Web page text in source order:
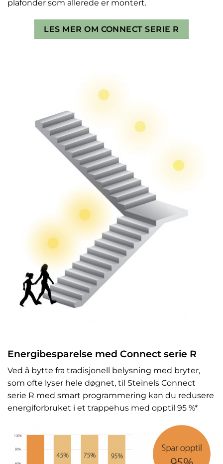
plafonder som allerede er montert.
LES MER OM CONNECT SERIE R
Energibesparelse med Connect serie R
Ved å bytte fra tradisjonell belysning med bryter,
som ofte lyser hele døgnet, til Steinels Connect
serie R med smart programmering kan du redusere
energiforbruket i et trappehus med opptil 95 %*